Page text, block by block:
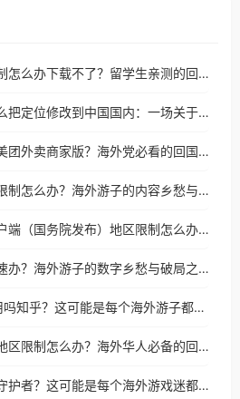
海外看电视地区限制怎么办下载不了？留学生亲测的回国加速方案（附2026世界杯观赛技巧）
在菲律宾用陌陌怎么把定位修改到中国国内：一场关于归属感与连接的探索
比利时怎么打不开美团外卖商家版？海外党必看的回国加速全攻略
时刻新闻国外地区限制怎么办？海外游子的内容乡愁与破局之路
在美国用国务院客户端（国务院发布）地区限制怎么办？3步解决海外看国内内容难题
瑞士怎么打不开蒙速办？海外游子的数字乡愁与破局之路
B站会员在国外能用吗知乎？这可能是每个海外游子都问过的问题
在越南用乐视视频地区限制怎么办？海外华人必备的回国加速攻略
怎么在国外玩隐形守护者？这可能是每个海外游戏迷都问过的问题